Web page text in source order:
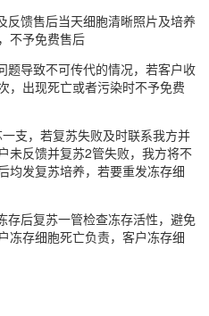
反馈售后当天细胞清晰照片及培养
不予免费售后
题导致不可传代的情况，若客户收
，出现死亡或者污染时不予免费
支，若复苏失败及时联系我方并
未反馈并复苏2管失败，我方将不
均发复苏培养，若要重发冻存细
存后复苏一管检查冻存活性，避免
冻存细胞死亡负责，客户冻存细